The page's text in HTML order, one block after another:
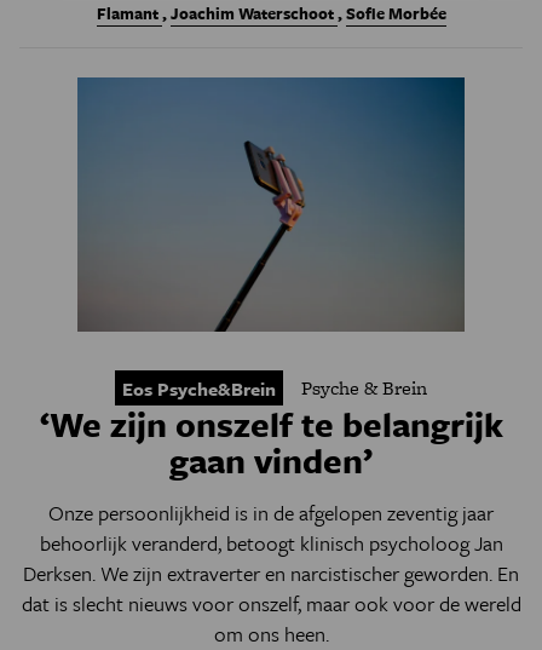
Flamant,Joachim Waterschoot,Sofie Morbée
Eos Psyche&Brein Psyche & Brein
‘We zijn onszelf te belangrijk
gaan vinden’
Onze persoonlijkheid is in de afgelopen zeventig jaar
behoorlijk veranderd, betoogt klinisch psycholoog Jan
Derksen. We zijn extraverter en narcistischer geworden. En
dat is slecht nieuws voor onszelf, maar ook voor de wereld
om ons heen.